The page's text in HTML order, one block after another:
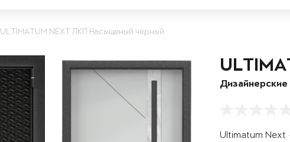
ULTIMATUM NEXT ЛКП Насыщеный чёрный
Ultimatum Next